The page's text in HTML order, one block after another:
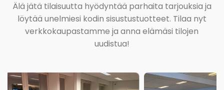
Älä jätä tilaisuutta hyödyntää parhaita tarjouksia ja
löytää unelmiesi kodin sisustustuotteet. Tilaa nyt
verkkokaupastamme ja anna elämäsi tilojen
uudistua!